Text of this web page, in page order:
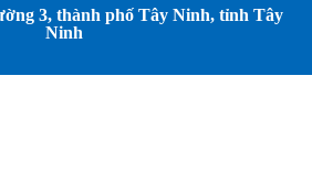
3, thành phố Tây Ninh, tỉnh Tây
Ninh